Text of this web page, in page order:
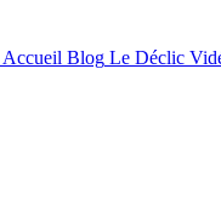
Accueil Blog Le Déclic